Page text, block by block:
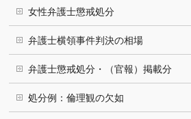
女性弁護士懲戒処分
弁護士横領事件判決の相場
弁護士懲戒処分・（官報）掲載分
処分例：倫理観の欠如